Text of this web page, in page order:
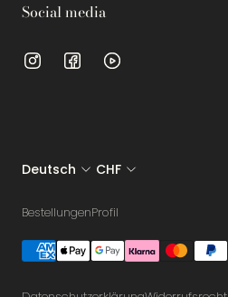
Social media
Deutsch CHF
BestellungenProfil